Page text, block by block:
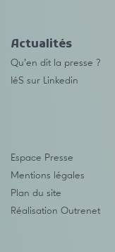
Actualités
Qu’en dit la presse ?
IéS sur Linkedin
Espace Presse
Mentions légales
Plan du site
Réalisation Outrenet